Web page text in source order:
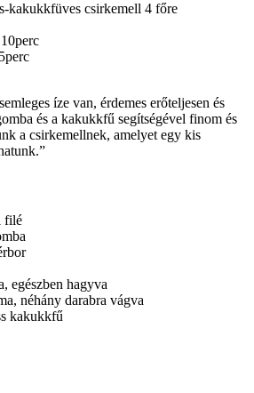
kakukkfüves csirkemell 4 főre
10perc
íze van, érdemes erőteljesen és
és a kakukkfű segítségével finom és
a csirkemellnek, amelyet egy kis
filé
egészben hagyva
néhány darabra vágva
kakukkfű